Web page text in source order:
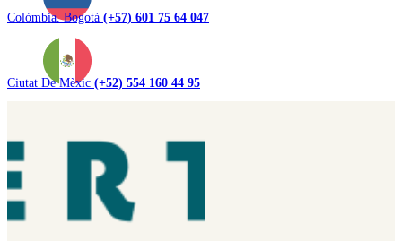
Colòmbia. Bogotà (+57) 601 75 64 047
Ciutat De Mèxic (+52) 554 160 44 95